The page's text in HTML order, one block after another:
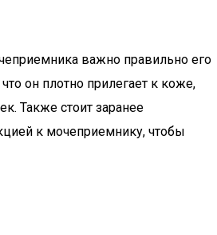
важно правильно его
он плотно прилегает к коже,
Также стоит заранее
к мочеприемнику, чтобы